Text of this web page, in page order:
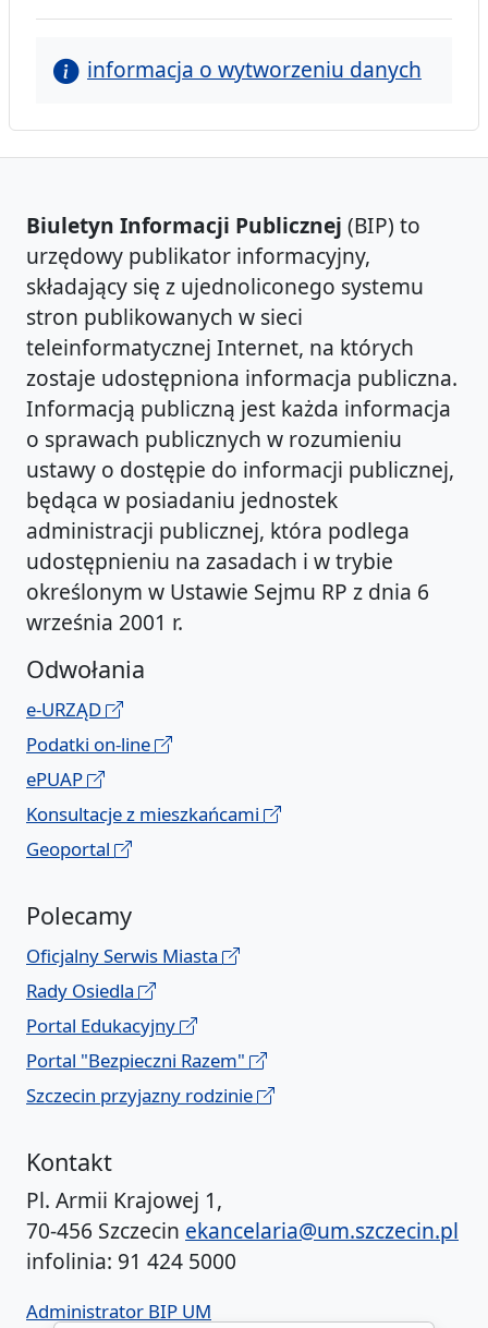
informacja o wytworzeniu danych
Biuletyn Informacji Publicznej (BIP) to
urzędowy publikator informacyjny,
składający się z ujednoliconego systemu
stron publikowanych w sieci
teleinformatycznej Internet, na których
zostaje udostępniona informacja publiczna.
Informacją publiczną jest każda informacja
o sprawach publicznych w rozumieniu
ustawy o dostępie do informacji publicznej,
będąca w posiadaniu jednostek
administracji publicznej, która podlega
udostępnieniu na zasadach i w trybie
określonym w Ustawie Sejmu RP z dnia 6
września 2001 r.
Odwołania
e-URZĄD
Podatki on-line
ePUAP
Konsultacje z mieszkańcami
Geoportal
Polecamy
Oficjalny Serwis Miasta
Rady Osiedla
Portal Edukacyjny
Portal "Bezpieczni Razem"
Szczecin przyjazny rodzinie
Kontakt
Pl. Armii Krajowej 1,
70-456 Szczecin ekancelaria@um.szczecin.pl
infolinia: 91 424 5000
Administrator BIP UM